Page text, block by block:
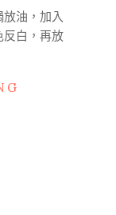
油，加入
白，再放